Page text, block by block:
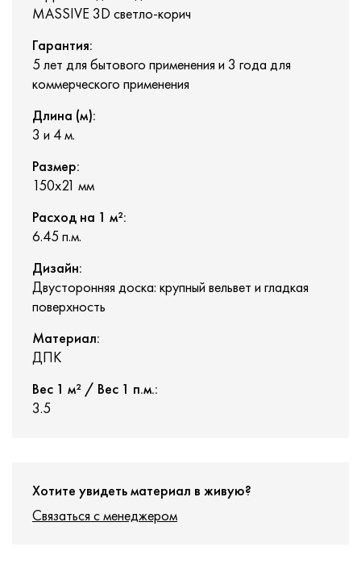
MASSIVE 3D светло-корич
Гарантия:
5 лет для бытового применения и 3 года для
коммерческого применения
Длина (м):
3 и 4 м.
Размер:
150х21 мм
Расход на 1 м²:
6.45 п.м.
Дизайн:
Двусторонняя доска: крупный вельвет и гладкая
поверхность
Материал:
ДПК
Вес 1 м² / Вес 1 п.м.:
3.5
Хотите увидеть материал в живую?
Связаться с менеджером